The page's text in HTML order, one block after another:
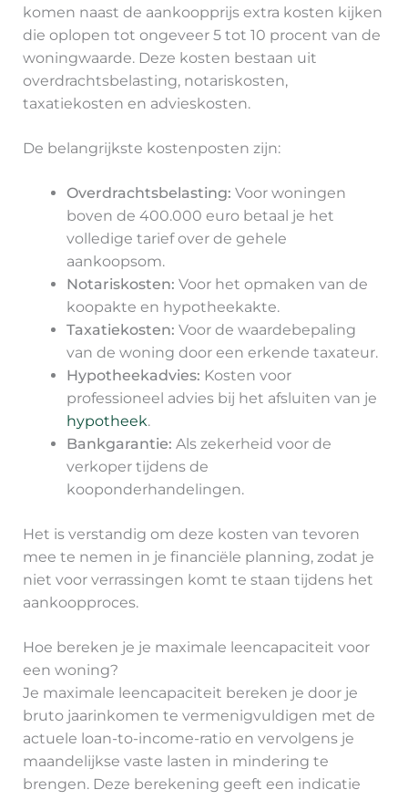
komen naast de aankoopprijs extra kosten kijken
die oplopen tot ongeveer 5 tot 10 procent van de
woningwaarde. Deze kosten bestaan uit
overdrachtsbelasting, notariskosten,
taxatiekosten en advieskosten.
De belangrijkste kostenposten zijn:
Overdrachtsbelasting: Voor woningen
boven de 400.000 euro betaal je het
volledige tarief over de gehele
aankoopsom.
Notariskosten: Voor het opmaken van de
koopakte en hypotheekakte.
Taxatiekosten: Voor de waardebepaling
van de woning door een erkende taxateur.
Hypotheekadvies: Kosten voor
professioneel advies bij het afsluiten van je
hypotheek.
Bankgarantie: Als zekerheid voor de
verkoper tijdens de
kooponderhandelingen.
Het is verstandig om deze kosten van tevoren
mee te nemen in je financiële planning, zodat je
niet voor verrassingen komt te staan tijdens het
aankoopproces.
Hoe bereken je je maximale leencapaciteit voor
een woning?
Je maximale leencapaciteit bereken je door je
bruto jaarinkomen te vermenigvuldigen met de
actuele loan-to-income-ratio en vervolgens je
maandelijkse vaste lasten in mindering te
brengen. Deze berekening geeft een indicatie